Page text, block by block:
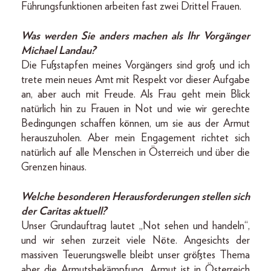
Führungsfunktionen arbeiten fast zwei Drittel Frauen.
Was werden Sie anders machen als Ihr Vorgänger
Michael Landau?
Die Fußstapfen meines Vorgängers sind groß und ich
trete mein neues Amt mit Respekt vor dieser Aufgabe
an, aber auch mit Freude. Als Frau geht mein Blick
natürlich hin zu Frauen in Not und wie wir gerechte
Bedingungen schaffen können, um sie aus der Armut
herauszuholen. Aber mein Engagement richtet sich
natürlich auf alle Menschen in Österreich und über die
Grenzen hinaus.
Welche besonderen Herausforderungen stellen sich
der Caritas aktuell?
Unser Grundauftrag lautet „Not sehen und handeln“,
und wir sehen zurzeit viele Nöte. Angesichts der
massiven Teuerungswelle bleibt unser größtes Thema